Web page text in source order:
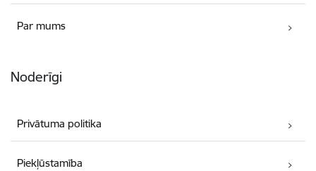
Par mums
Noderīgi
Privātuma politika
Piekļūstamība